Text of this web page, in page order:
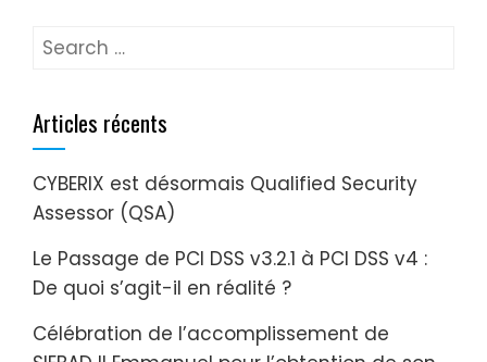
Articles récents
CYBERIX est désormais Qualified Security
Assessor (QSA)
Le Passage de PCI DSS v3.2.1 à PCI DSS v4 :
De quoi s’agit-il en réalité ?
Célébration de l’accomplissement de